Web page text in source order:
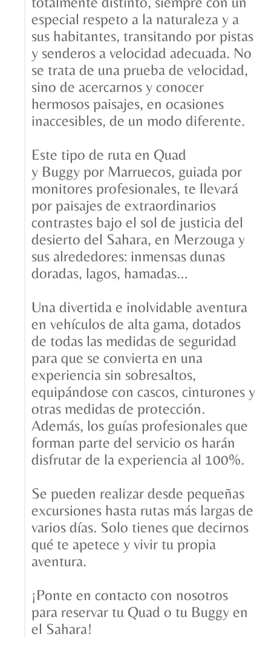
especial respeto a la naturaleza y a
sus habitantes, transitando por pistas
y senderos a velocidad adecuada. No
se trata de una prueba de velocidad,
sino de acercarnos y conocer
hermosos paisajes, en ocasiones
inaccesibles, de un modo diferente.
Este tipo de ruta en Quad
y Buggy por Marruecos, guiada por
monitores profesionales, te llevará
por paisajes de extraordinarios
contrastes bajo el sol de justicia del
desierto del Sahara, en Merzouga y
sus alrededores: inmensas dunas
doradas, lagos, hamadas…
Una divertida e inolvidable aventura
en vehículos de alta gama, dotados
de todas las medidas de seguridad
para que se convierta en una
experiencia sin sobresaltos,
equipándose con cascos, cinturones y
otras medidas de protección.
Además, los guías profesionales que
forman parte del servicio os harán
disfrutar de la experiencia al 100%.
Se pueden realizar desde pequeñas
excursiones hasta rutas más largas de
varios días. Solo tienes que decirnos
qué te apetece y vivir tu propia
aventura.
¡Ponte en contacto con nosotros
para reservar tu Quad o tu Buggy en
el Sahara!